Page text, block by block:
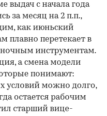
выдач с начала года
за месяц на 2 п.п.,
как июньский
плавно перетекает в
инструментам.
а смена модели
понимают:
условий можно долго,
остается рабочим
старший вице-